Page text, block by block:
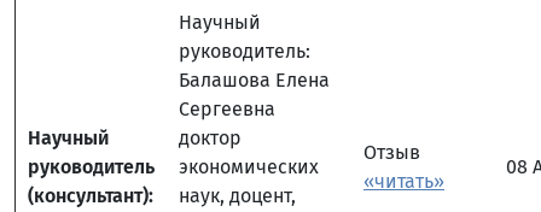
Научный
руководитель
(консультант):
Научный
руководитель:
Балашова Елена
Сергеевна
доктор
экономических
наук, доцент,
Отзыв
«читать»
08